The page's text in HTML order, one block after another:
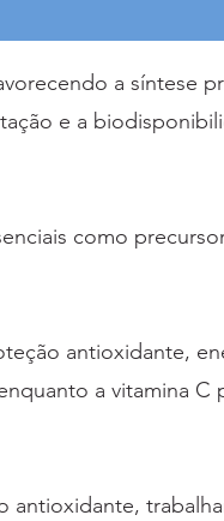
a síntese
e a
como
antioxidante,
a vitamina C
antioxidante,